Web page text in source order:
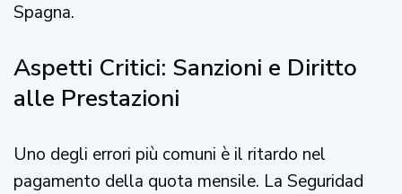
Spagna.
Aspetti Critici: Sanzioni e Diritto
alle Prestazioni
Uno degli errori più comuni è il ritardo nel
pagamento della quota mensile. La Seguridad